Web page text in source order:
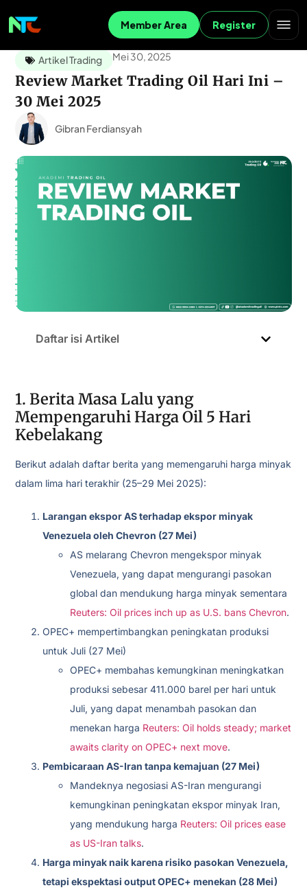
Member Area Register
Artikel Trading Mei 30, 2025
Review Market Trading Oil Hari Ini –
30 Mei 2025
Gibran Ferdiansyah
Daftar isi Artikel
1. Berita Masa Lalu yang
Mempengaruhi Harga Oil 5 Hari
Kebelakang
Berikut adalah daftar berita yang memengaruhi harga minyak
dalam lima hari terakhir (25–29 Mei 2025):
Larangan ekspor AS terhadap ekspor minyak
Venezuela oleh Chevron (27 Mei)
AS melarang Chevron mengekspor minyak
Venezuela, yang dapat mengurangi pasokan
global dan mendukung harga minyak sementara
Reuters: Oil prices inch up as U.S. bans Chevron.
OPEC+ mempertimbangkan peningkatan produksi
untuk Juli (27 Mei)
OPEC+ membahas kemungkinan meningkatkan
produksi sebesar 411.000 barel per hari untuk
Juli, yang dapat menambah pasokan dan
menekan harga Reuters: Oil holds steady; market
awaits clarity on OPEC+ next move.
Pembicaraan AS-Iran tanpa kemajuan (27 Mei)
Mandeknya negosiasi AS-Iran mengurangi
kemungkinan peningkatan ekspor minyak Iran,
yang mendukung harga Reuters: Oil prices ease
as US-Iran talks.
Harga minyak naik karena risiko pasokan Venezuela,
tetapi ekspektasi output OPEC+ menekan (28 Mei)